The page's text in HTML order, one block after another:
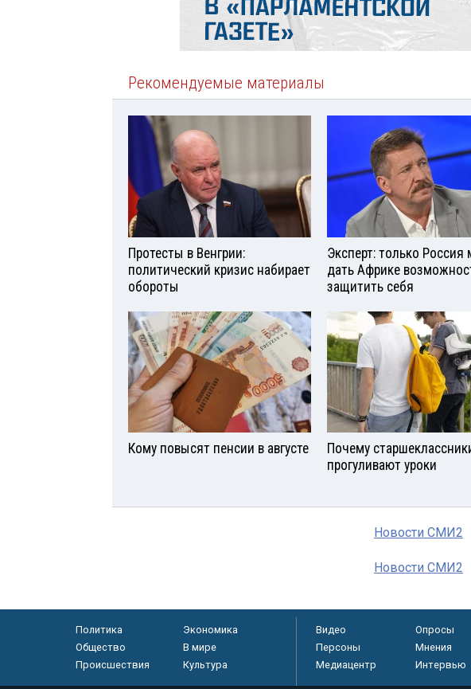
Рекомендуемые материалы
Протесты в Венгрии:
политический кризис набирает
обороты
Эксперт: только Россия
дать Африке
защитить себя
Кому повысят пенсии в августе
Почему
прогуливают уроки
Новости СМИ2
Новости СМИ2
Политика
Экономика
Общество
В мире
Происшествия
Культура
Видео Опросы
Персоны
Мнения
Медиацентр
Интервью